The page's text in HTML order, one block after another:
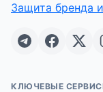
Защита бренда
КЛЮЧЕВЫЕ